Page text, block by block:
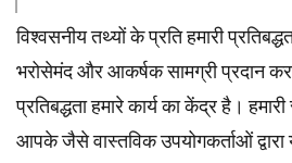
विश्वसनीय तथ्यों के प्रति हमारी
भरोसेमंद और आकर्षक सामग्री प्रदान
प्रतिबद्धता हमारे कार्य का केंद्र है।
आपके जैसे वास्तविक उपयोगकर्ताओं द्वारा